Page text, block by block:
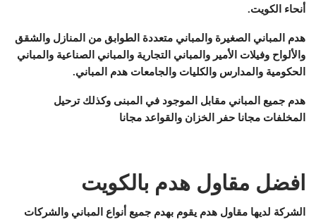
أنحاء الكويت.
هدم المباني الصغيرة والمباني متعددة الطوابق من المنازل والشقق
والألواح وفيلات الأمير والمباني التجارية والمباني الصناعية والمباني
الحكومية والمدارس والكليات والجامعات هدم المباني.
هدم جميع المباني مقابل الموجود في المبنى وكذلك ترحيل
المخلفات مجانا حفر الخزان والقواعد مجانا
افضل مقاول هدم بالكويت
الشركة لديها مقاول هدم يقوم بهدم جميع أنواع المباني والشركات